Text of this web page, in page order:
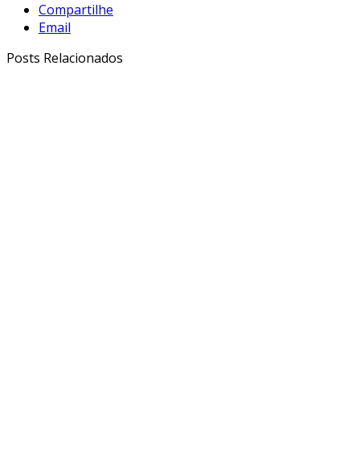
Compartilhe
Email
Posts Relacionados